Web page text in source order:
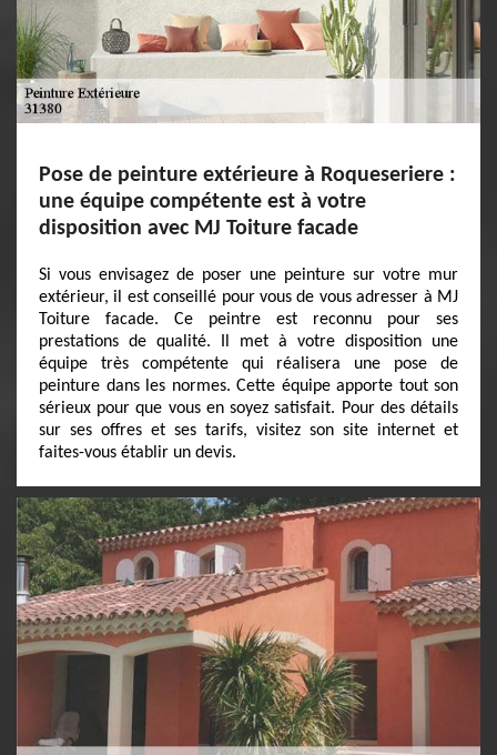
Pose de peinture extérieure à Roqueseriere :
une équipe compétente est à votre
disposition avec MJ Toiture facade
Si vous envisagez de poser une peinture sur votre mur
extérieur, il est conseillé pour vous de vous adresser à MJ
Toiture facade. Ce peintre est reconnu pour ses
prestations de qualité. Il met à votre disposition une
équipe très compétente qui réalisera une pose de
peinture dans les normes. Cette équipe apporte tout son
sérieux pour que vous en soyez satisfait. Pour des détails
sur ses offres et ses tarifs, visitez son site internet et
faites-vous établir un devis.